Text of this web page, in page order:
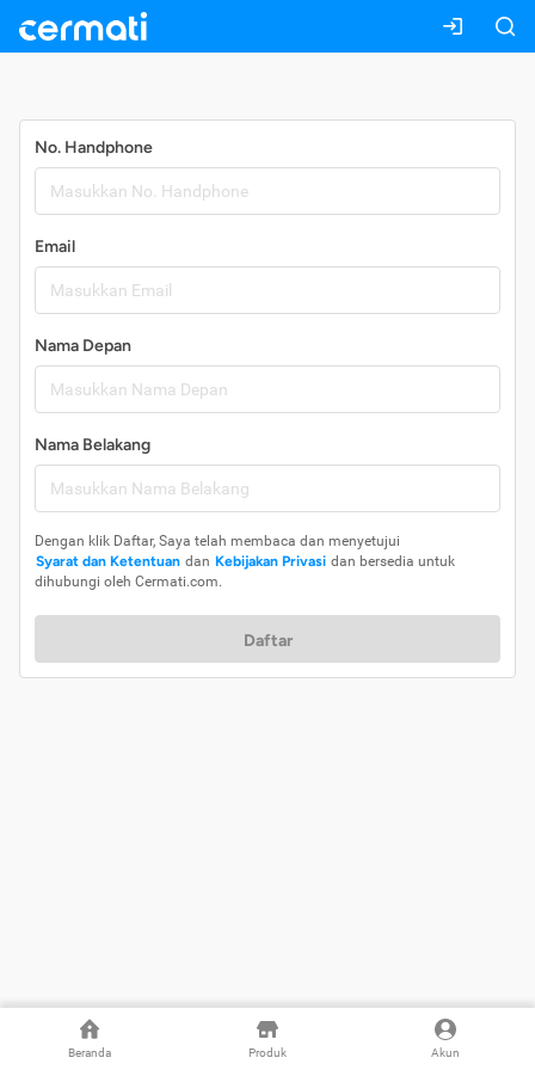
Beranda Produk Akun
No. Handphone
Email
Nama Depan
Nama Belakang
Dengan klik Daftar, Saya telah membaca dan menyetujui
Syarat dan Ketentuan dan Kebijakan Privasi dan bersedia untuk
dihubungi oleh Cermati.com.
Daftar